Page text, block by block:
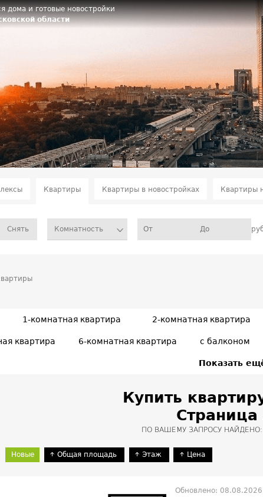
дома и готовые новостройки
области
Квартиры Квартиры в новостройках Квартиры
Снять Комнатность
1-комнатная квартира 2-комнатная квартира
квартира 6-комнатная квартира с балконом
Показать
Купить
ПО ВАШЕМУ ЗАПРОСУ НАЙДЕНО:
Новые Общая площадь Этаж Цена
Обновлено: 08.08.2026